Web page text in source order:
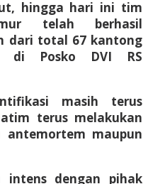
hingga hari ini tim
telah berhasil
dari total 67 kantong
di Posko DVI RS
masih terus
terus melakukan
antemortem maupun
intens dengan pihak